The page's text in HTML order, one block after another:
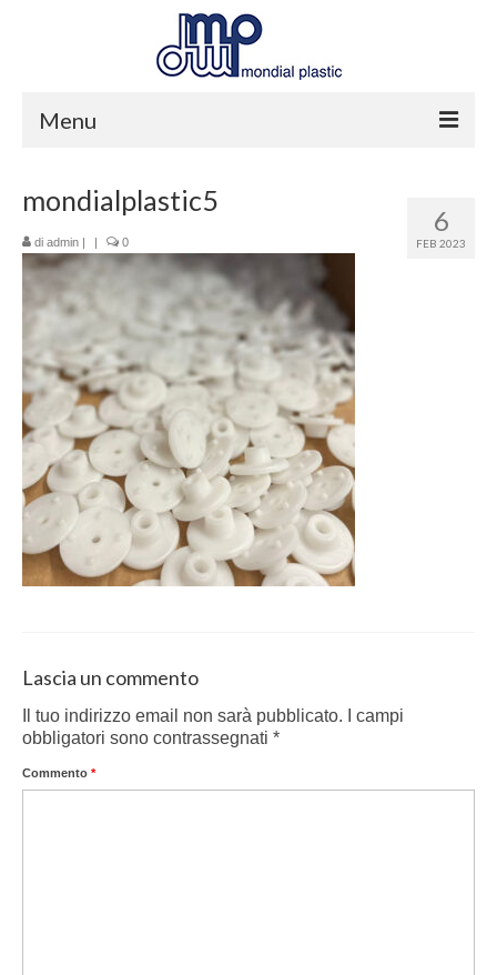
Menu
Produzione
Servizi
Contatti
6
FEB 2023
mondialplastic5
di admin | | 0
Lascia un commento
Il tuo indirizzo email non sarà pubblicato.
I campi
obbligatori sono contrassegnati *
Commento *